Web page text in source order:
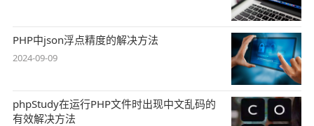
PHP中json浮点精度的解决方法
2024-09-09
phpStudy在运行PHP文件时出现中文乱码的
有效解决方法